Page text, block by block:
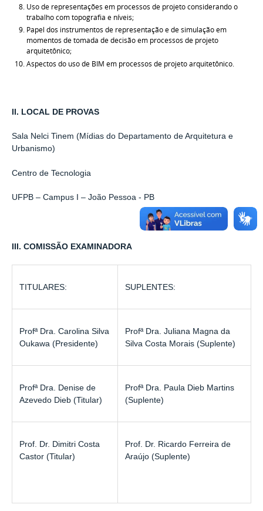
Uso de representações em processos de projeto considerando o
trabalho com topografia e níveis;
Papel dos instrumentos de representação e de simulação em
momentos de tomada de decisão em processos de projeto
arquitetônico;
Aspectos do uso de BIM em processos de projeto arquitetônico.
II. LOCAL DE PROVAS
Sala Nelci Tinem (Mídias do Departamento de Arquitetura e
Urbanismo)
Centro de Tecnologia
UFPB – Campus I – João Pessoa - PB
III. COMISSÃO EXAMINADORA
TITULARES: SUPLENTES:
Profª Dra. Carolina Silva
Oukawa (Presidente)
Profª Dra. Juliana Magna da
Silva Costa Morais (Suplente)
Profª Dra. Denise de
Azevedo Dieb (Titular)
Profª Dra. Paula Dieb Martins
(Suplente)
Prof. Dr. Dimitri Costa
Castor (Titular)
Prof. Dr. Ricardo Ferreira de
Araújo (Suplente)